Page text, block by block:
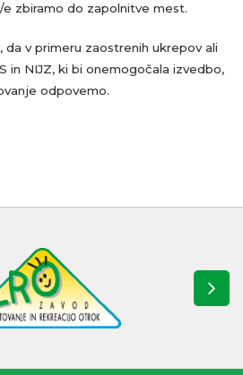
e zbiramo do zapolnitve mest.
da v primeru zaostrenih ukrepov ali
in NIJZ, ki bi onemogočala izvedbo,
odpovemo.